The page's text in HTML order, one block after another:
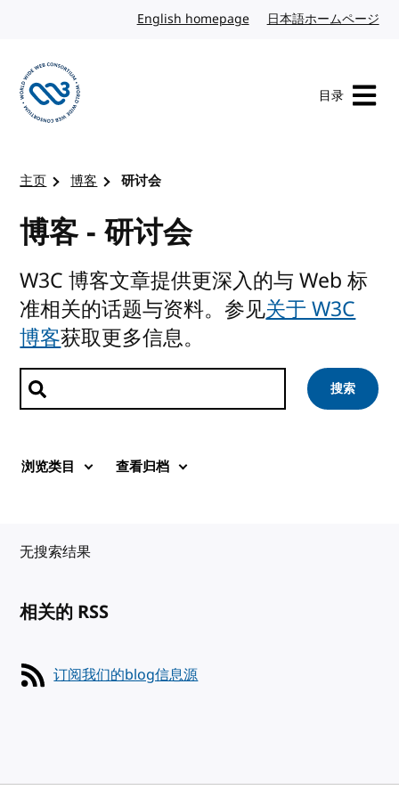
English homepage英文日本語ホームページ
目录
主页 博客 研讨会
博客 - 研讨会
W3C 博客文章提供更深入的与 Web 标
准相关的话题与资料。参见关于 W3C
博客获取更多信息。
搜索文章 搜索
浏览类目 查看归档
无搜索结果
相关的 RSS
订阅我们的blog信息源